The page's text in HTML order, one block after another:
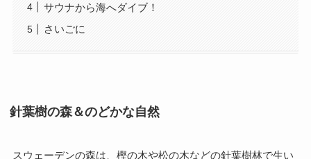
サウナから海へダイブ！
さいごに
針葉樹の森＆のどかな自然
スウェーデンの森は、樫の木や松の木などの針葉樹林で生い